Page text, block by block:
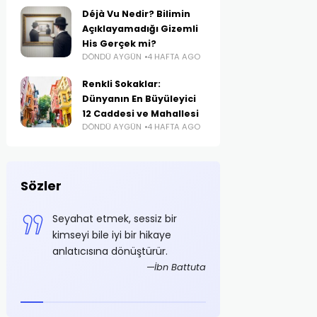
Déjà Vu Nedir? Bilimin
Açıklayamadığı Gizemli
His Gerçek mi?
DÖNDÜ AYGÜN 4 HAFTA AGO
Renkli Sokaklar:
Dünyanın En Büyüleyici
12 Caddesi ve Mahallesi
DÖNDÜ AYGÜN 4 HAFTA AGO
Sözler
Seyahat etmek, sessiz bir
kimseyi bile iyi bir hikaye
anlatıcısına dönüştürür.
İbn Battuta